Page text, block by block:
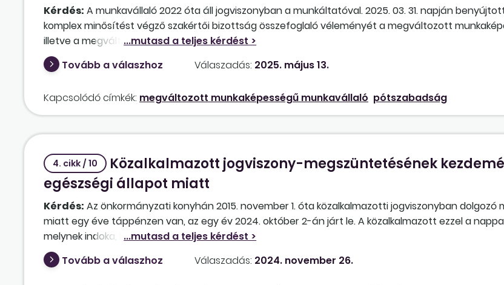
Kérdés: A munkavállaló 2022 óta áll jogviszonyban a munkáltatóval. 2025. 03. 31. napján
komplex minősítést végző szakértői bizottság összefoglaló véleményét a megváltozott
illetve a megváltozott munkaképességű személyek ellátásainak megállapításához. A
dátumaként 2025. március 10. szerepel, az egészségi állapot véleményezhető: 2024. augusztus 1.
49%, össz-szervezeti egészségkárosodás: 51%, minősítés: C2. A munkavállalót megilleti-e a 2024.
Tovább a válaszhoz Válaszadás: 2025. május 13.
Kapcsolódó címkék: megváltozott munkaképességű munkavállaló pótszabadság
4. cikk / 10
Közalkalmazott jogviszony-megszüntetésének
egészségi állapot miatt
Kérdés: Az önkormányzati konyhán 2015. november 1. óta közalkalmazotti jogviszonyban
miatt egy éve táppénzen van, az egy év 2024. október 2-án járt le. A közalkalmazott ezzel a
melynek indoka, hogy a szakértői bizottság 80% egészségi károsodást állapított meg nála, és
ellátni. A jogviszonyát közös megegyezéssel kéri megszüntetni, és kéri a ki nem vett
és a végkielégítés kifizetését. Jár-e végkielégítés abban az esetben, ha közös megegyezéssel
Tovább a válaszhoz Válaszadás: 2024. november 26.